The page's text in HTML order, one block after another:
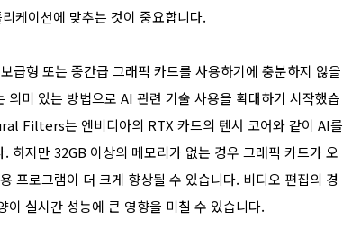
케이션에 맞추는 것이 중요합니다.
급형 또는 중간급 그래픽 카드를 사용하기에 충분하지 않을
미 있는 방법으로 AI 관련 기술 사용을 확대하기 시작했습
Filters는 엔비디아의 RTX 카드의 텐서 코어와 같이 AI를
하지만 32GB 이상의 메모리가 없는 경우 그래픽 카드가 오
프로그램이 더 크게 향상될 수 있습니다. 비디오 편집의 경
실시간 성능에 큰 영향을 미칠 수 있습니다.